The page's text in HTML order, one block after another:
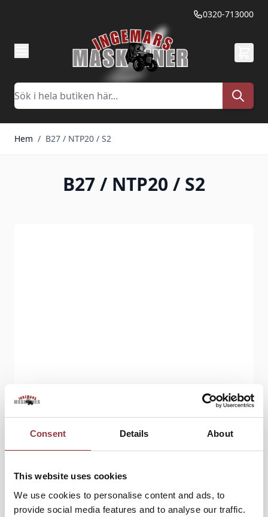
Consent Details About
This website uses cookies
We use cookies to personalise content and ads, to
provide social media features and to analyse our traffic.
0320-713000
Sök
Hem / B27 / NTP20 / S2
B27 / NTP20 / S2